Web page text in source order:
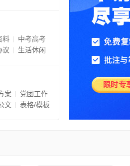
料
中考高考
议 生活休闲
案
党团工作
文 表格/模板